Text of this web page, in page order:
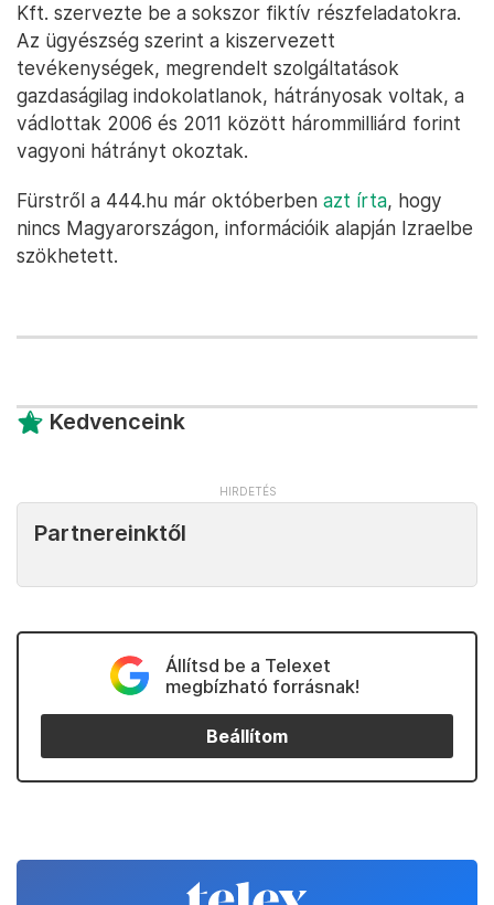
Kft. szervezte be a sokszor fiktív részfeladatokra.
Az ügyészség szerint a kiszervezett
tevékenységek, megrendelt szolgáltatások
gazdaságilag indokolatlanok, hátrányosak voltak, a
vádlottak 2006 és 2011 között hárommilliárd forint
vagyoni hátrányt okoztak.
Fürstről a 444.hu már októberben azt írta, hogy
nincs Magyarországon, információik alapján Izraelbe
szökhetett.
Kedvenceink
Partnereinktől
Állítsd be a Telexet
megbízható forrásnak!
Beállítom